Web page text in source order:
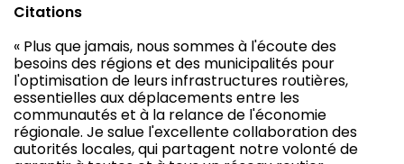
Citations
« Plus que jamais, nous sommes à l'écoute des
besoins des régions et des municipalités pour
l'optimisation de leurs infrastructures routières,
essentielles aux déplacements entre les
communautés et à la relance de l'économie
régionale. Je salue l'excellente collaboration des
autorités locales, qui partagent notre volonté de